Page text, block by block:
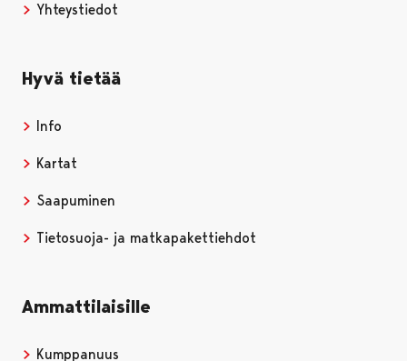
Yhteystiedot
Hyvä tietää
Info
Kartat
Saapuminen
Tietosuoja- ja matkapakettiehdot
Ammattilaisille
Kumppanuus